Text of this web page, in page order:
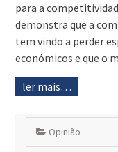
para a
demonstra que a
tem vindo a perder
económicos e que o
ler mais…
Opinião